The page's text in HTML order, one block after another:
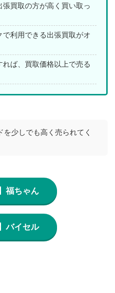
買取の方が高く買い取っ
利用できる出張買取がオ
ば、買取価格以上で売る
を少しでも高く売られてく
福ちゃん
バイセル